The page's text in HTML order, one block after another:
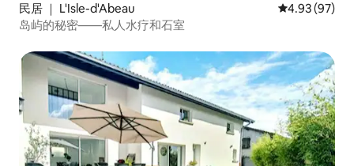
民居 ｜ L'Isle-d'Abeau 平均评分
4.93 (97)
岛屿的秘密——私人水疗和石室